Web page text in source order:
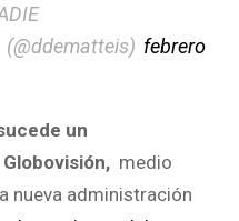
febrero
un
medio
nueva administración